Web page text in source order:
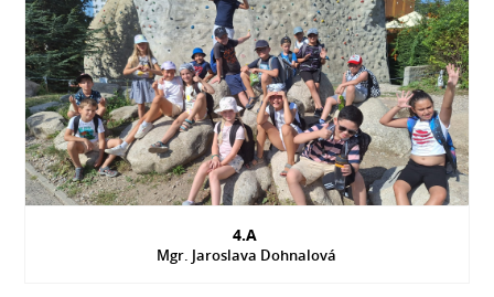
4.A
Mgr. Jaroslava Dohnalová